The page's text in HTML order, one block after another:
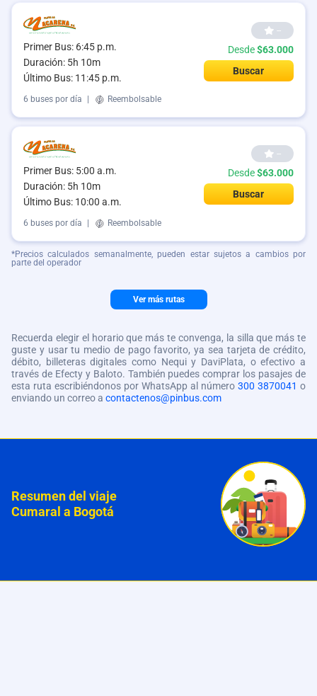
Primer Bus: 6:45 p.m.
Duración: 5h 10m
Último Bus: 11:45 p.m.
--
Desde$63.000
Buscar
6 buses por día Reembolsable
Primer Bus: 5:00 a.m.
Duración: 5h 10m
Último Bus: 10:00 a.m.
--
Desde$63.000
Buscar
6 buses por día Reembolsable
*Precios calculados semanalmente, pueden estar sujetos a cambios por
parte del operador
Ver más rutas
Recuerda elegir el horario que más te convenga, la silla que más te
guste y usar tu medio de pago favorito, ya sea tarjeta de crédito,
débito, billeteras digitales como Nequi y DaviPlata, o efectivo a
través de Efecty y Baloto. También puedes comprar los pasajes de
esta ruta escribiéndonos por WhatsApp al número 300 3870041 o
enviando un correo a contactenos@pinbus.com
Resumen del viaje
Cumaral a Bogotá